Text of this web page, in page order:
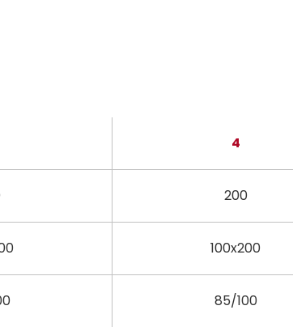
4
200
100x200
85/100